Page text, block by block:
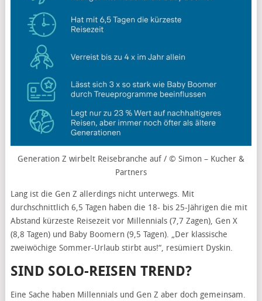
Generation Z wirbelt Reisebranche auf / © Simon – Kucher &
Partners
Lang ist die Gen Z allerdings nicht unterwegs. Mit
durchschnittlich 6,5 Tagen haben die 18- bis 25-Jährigen die mit
Abstand kürzeste Reisezeit vor Millennials (7,7 Zagen), Gen X
(8,8 Tagen) und Baby Boomern (9,5 Tagen). „Der klassische
zweiwöchige Sommer-Urlaub stirbt aus!“, resümiert Dyskin.
SIND SOLO-REISEN TREND?
Eine Sache haben Millennials und Gen Z aber doch gemeinsam.